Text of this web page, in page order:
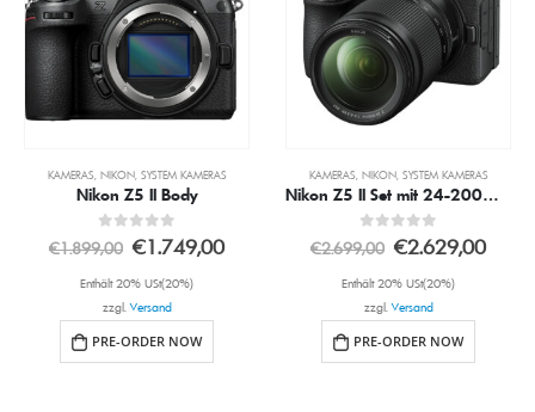
KAMERAS, NIKON, SYSTEM KAMERAS
Nikon Z5 II Body
0out of 5
€1.899,00 €1.749,00
Enthält 20% USt(20%)
zzgl.Versand
PRE-ORDER NOW
KAMERAS, NIKON, SYSTEM KAMERAS
Nikon Z5 II Set mit 24-200mm 4.0-6.3 VR Obj.
0out of 5
€2.699,00 €2.629,00
Enthält 20% USt(20%)
zzgl.Versand
PRE-ORDER NOW